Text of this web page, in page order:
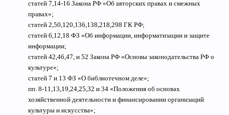
статей 7,14-16 Закона РФ «Об авторских правах и смежных
правах»;
статей 2,50,120,136,138,218,298 ГК РФ;
статей 6,12,18 ФЗ «Об информации, информатизации и защите
информации;
статей 42,46,47, и 52 Закона РФ «Основы законодательства РФ о
культуре»;
статей 7 и 13 ФЗ «О библиотечном деле»;
пп. 8-11,13,19,24,25,32 и 34 «Положения об основах
хозяйственной деятельности и финансировании организаций
культуры и искусства»;